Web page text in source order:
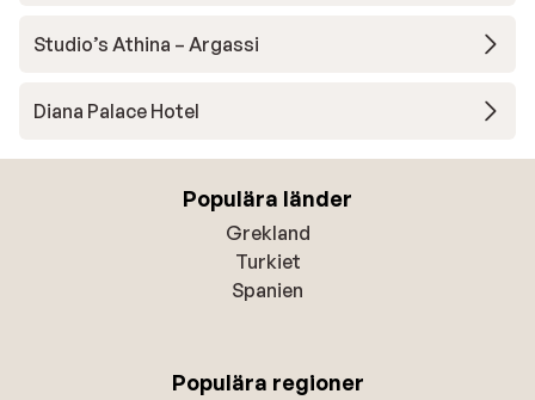
Studio’s Athina – Argassi
Diana Palace Hotel
Populära länder
Grekland
Turkiet
Spanien
Populära regioner